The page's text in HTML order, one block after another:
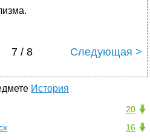
7 / 8 Следующая >
История
20
16